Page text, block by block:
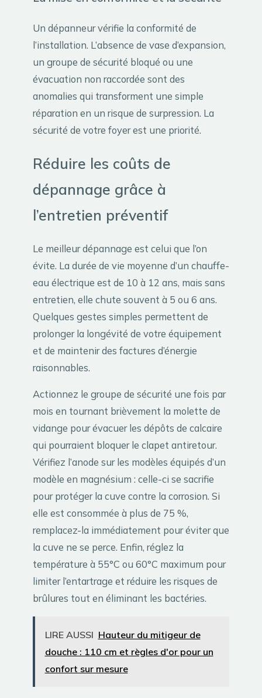
Un dépanneur vérifie la conformité de
l’installation. L’absence de vase d’expansion,
un groupe de sécurité bloqué ou une
évacuation non raccordée sont des
anomalies qui transforment une simple
réparation en un risque de surpression. La
sécurité de votre foyer est une priorité.
Réduire les coûts de
dépannage grâce à
l’entretien préventif
Le meilleur dépannage est celui que l’on
évite. La durée de vie moyenne d’un chauffe-
eau électrique est de 10 à 12 ans, mais sans
entretien, elle chute souvent à 5 ou 6 ans.
Quelques gestes simples permettent de
prolonger la longévité de votre équipement
et de maintenir des factures d’énergie
raisonnables.
Actionnez le groupe de sécurité une fois par
mois en tournant brièvement la molette de
vidange pour évacuer les dépôts de calcaire
qui pourraient bloquer le clapet antiretour.
Vérifiez l’anode sur les modèles équipés d’un
modèle en magnésium : celle-ci se sacrifie
pour protéger la cuve contre la corrosion. Si
elle est consommée à plus de 75 %,
remplacez-la immédiatement pour éviter que
la cuve ne se perce. Enfin, réglez la
température à 55°C ou 60°C maximum pour
limiter l’entartrage et réduire les risques de
brûlures tout en éliminant les bactéries.
LIRE AUSSI Hauteur du mitigeur de
douche : 110 cm et règles d'or pour un
confort sur mesure